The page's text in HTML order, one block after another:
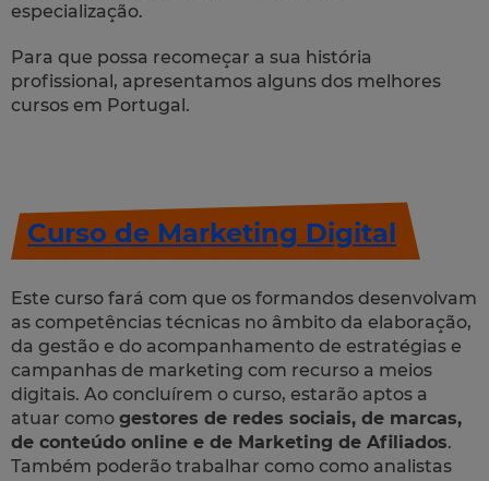
especialização.
Para que possa recomeçar a sua história
profissional, apresentamos alguns dos melhores
cursos em Portugal.
Curso de Marketing Digital
Este curso fará com que os formandos desenvolvam
as competências técnicas no âmbito da elaboração,
da gestão e do acompanhamento de estratégias e
campanhas de marketing com recurso a meios
digitais. Ao concluírem o curso, estarão aptos a
atuar como gestores de redes sociais, de marcas,
de conteúdo online e de Marketing de Afiliados.
Também poderão trabalhar como como analistas